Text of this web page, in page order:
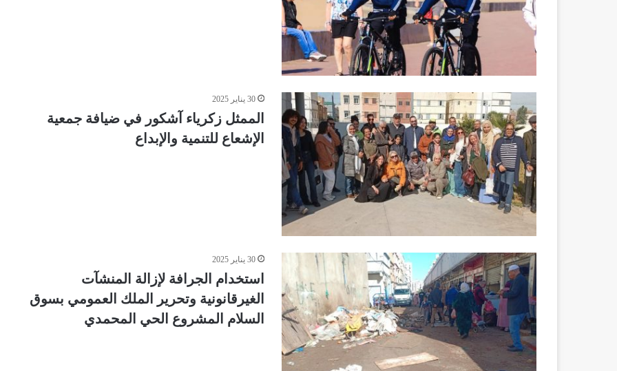
30 يناير 2025
الممثل زكرياء آشكور في ضيافة جمعية
الإشعاع للتنمية والإبداع
30 يناير 2025
استخدام الجرافة لإزالة المنشآت
الغيرقانونية وتحرير الملك العمومي بسوق
السلام المشروع الحي المحمدي